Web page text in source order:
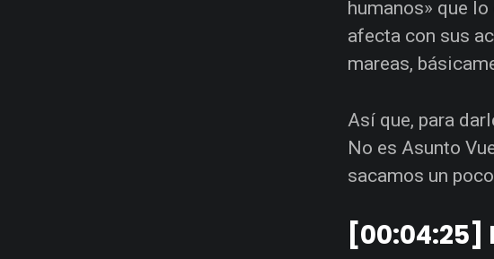
humanos» que
afecta con sus
mareas,
Así que, para
No es Asunto
sacamos un
[00:04:25]